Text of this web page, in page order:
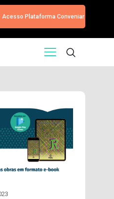
Aberta
Acesso Plataforma Conveniar
USP